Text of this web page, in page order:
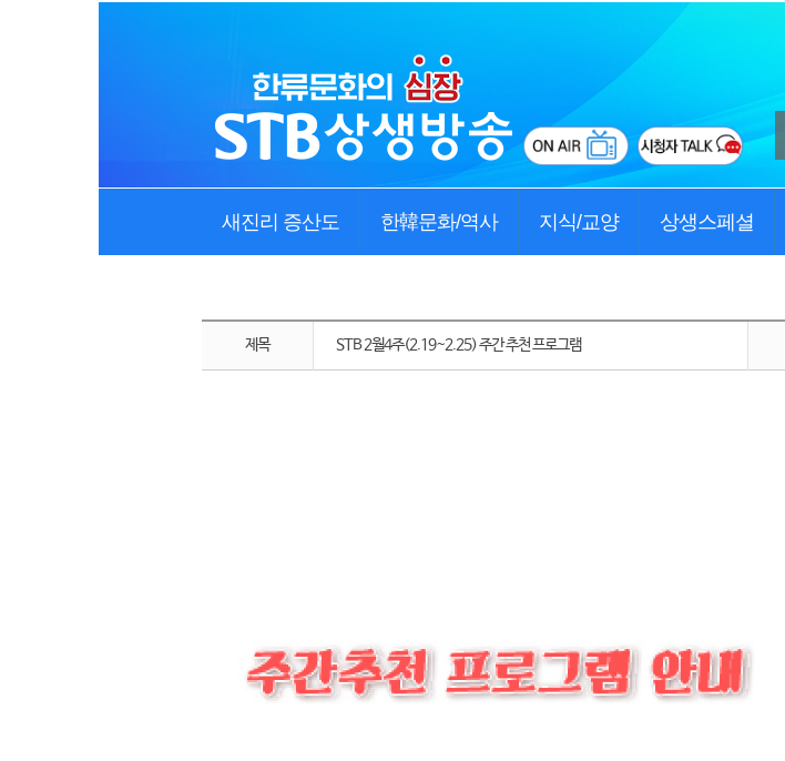
새진리 증산도 한韓문화/역사 지식/교양 상생스페셜
제목 STB 2월4주(2.19~2.25) 주간 추천 프로그램